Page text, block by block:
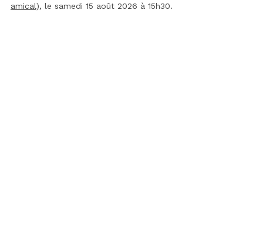
amical), le samedi 15 août 2026 à 15h30.